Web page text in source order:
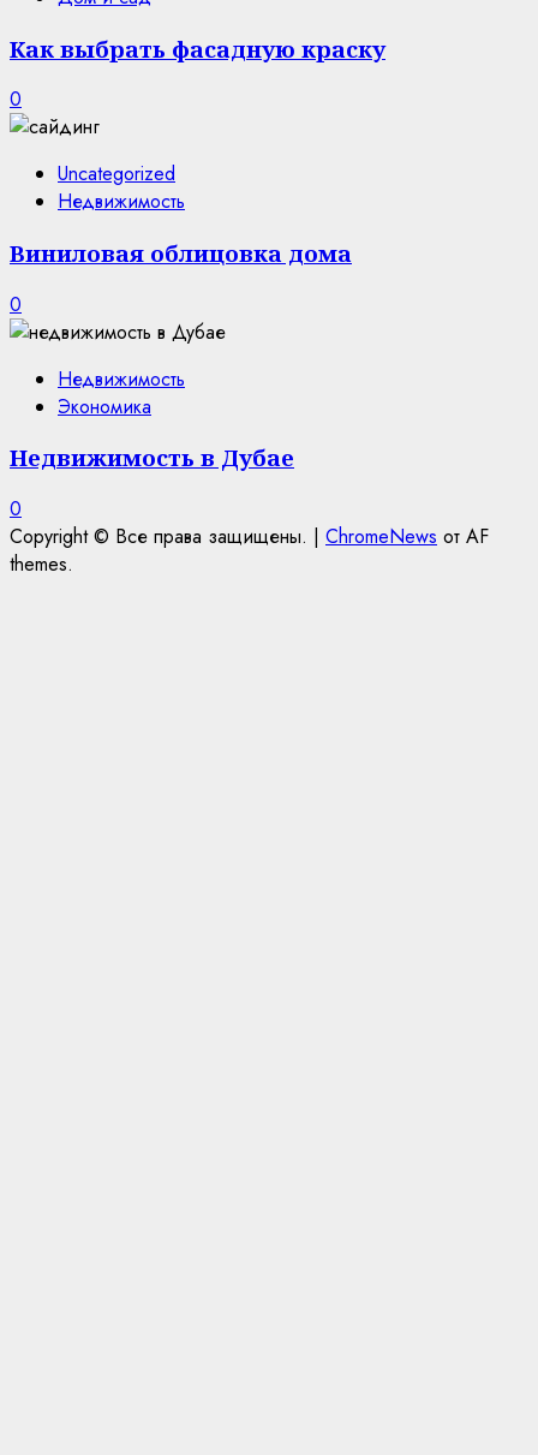
Как выбрать фасадную краску
0
Uncategorized
Недвижимость
Виниловая облицовка дома
0
Недвижимость
Экономика
Недвижимость в Дубае
0
Copyright © Все права защищены. | ChromeNews от AF
themes.